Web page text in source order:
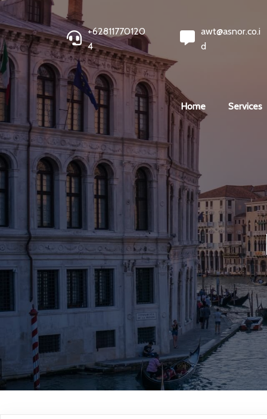
+62811770120
4
awt@asnor.co.i
d
Home Services